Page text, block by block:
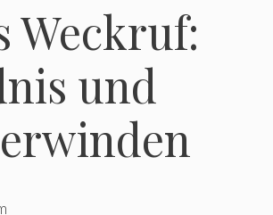
Weckruf:
und